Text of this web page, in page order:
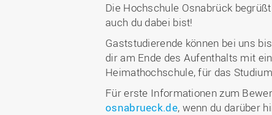
Die Hochschule Osnabrück
auch du dabei bist!
Gaststudierende können bei uns
dir am Ende des Aufenthalts mit
Heimathochschule, für das
Für erste Informationen zum
osnabrueck.de, wenn du darüber